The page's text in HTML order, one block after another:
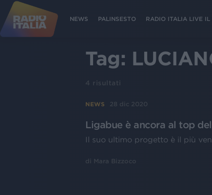
NEWS PALINSESTO RADIO ITALIA LIVE IL
Tag:
4 risultati
NEWS 28 dic 2020
Ligabue è ancora al top
Il suo ultimo progetto è il più
di Mara Bizzoco